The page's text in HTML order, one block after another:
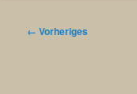
Bilder-
← Vorheriges